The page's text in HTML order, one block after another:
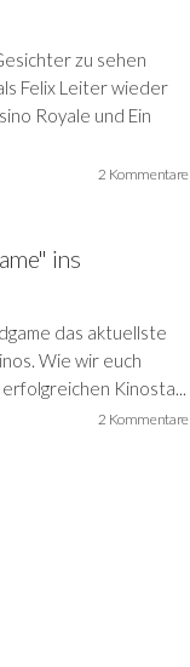
zu sehen
Felix Leiter wieder
Royale und Ein
2 Kommentare
ins
das aktuellste
Wie wir euch
Kinosta...
2 Kommentare